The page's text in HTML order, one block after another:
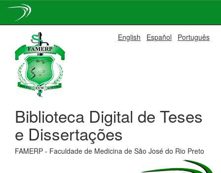
navigation
English Español Português
Biblioteca Digital de Teses
e Dissertações
FAMERP - Faculdade de Medicina de São José do Rio Preto